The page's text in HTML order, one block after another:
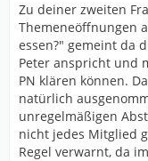
Zu deiner zweiten
Themeneöffnungen
essen?" gemeint da
Peter anspricht und
PN klären können.
natürlich
unregelmäßigen
nicht jedes Mitglied
Regel verwarnt, da